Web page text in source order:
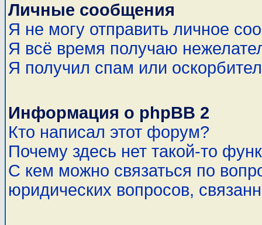
Личные сообщения
Я не могу отправить личное
Я всё время получаю
Я получил спам или
Информация о phpBB 2
Кто написал этот форум?
Почему здесь нет такой-то
С кем можно связаться по
юридических вопросов,